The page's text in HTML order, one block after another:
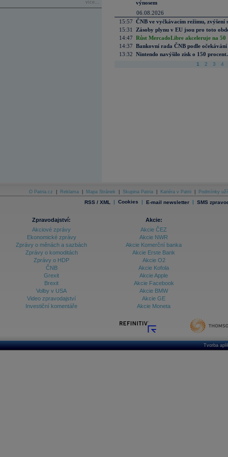
více...
výnosem
06.08.2026
15:57 ČNB ve vyčkávacím režimu, zvýšení
15:31
Zásoby plynu v EU jsou pro toto
14:47 Růst MercadoLibre akceleruje na
14:37 Bankovní rada ČNB podle
13:32 Nintendo navýšilo zisk o 150
1 2 3 4
O Patria.cz Reklama Mapa Stránek Skupina Patria Kariéra v Patrii Podmínky
RSS / XML | Cookies | E-mail newsletter | SMS
Zpravodajství:
Akciové zprávy
Ekonomické zprávy
Zprávy o měnách a sazbách
Zprávy o komoditách
Zprávy o HDP
ČNB
Grexit
Brexit
Volby v USA
Video zpravodajství
Investiční komentáře
Akcie:
Akcie ČEZ
Akcie NWR
Akcie Komerční banka
Akcie Erste Bank
Akcie O2
Akcie Kofola
Akcie Apple
Akcie Facebook
Akcie BMW
Akcie GE
Akcie Moneta
Tvorba